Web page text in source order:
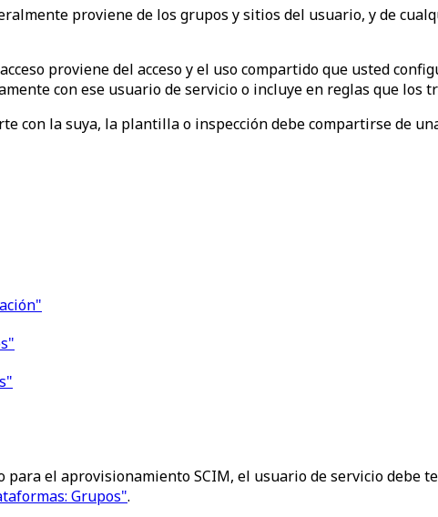
proviene de los grupos y sitios del usuario, y de
proviene del acceso y el uso compartido que usted
con ese usuario de servicio o incluye en reglas que los
con la suya, la plantilla o inspección debe compartirse de
para el aprovisionamiento SCIM, el usuario de servicio debe
Grupos".